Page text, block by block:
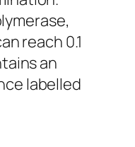
reach 0.1
an
labelled